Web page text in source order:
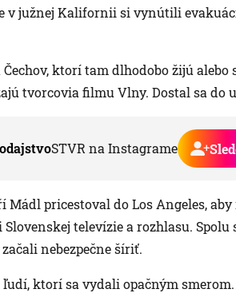
v južnej Kalifornii si vynútili
ktorí tam dlhodobo žijú
tvorcovia filmu Vlny. Dostal sa do
STVR na Instagrame
Mádl pricestoval do Los Angeles,
televízie a rozhlasu.
nebezpečne šíriť.
ktorí sa vydali opačným